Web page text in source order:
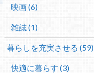
映画 (6)
雑誌 (1)
暮らしを充実させる (59)
快適に暮らす (3)